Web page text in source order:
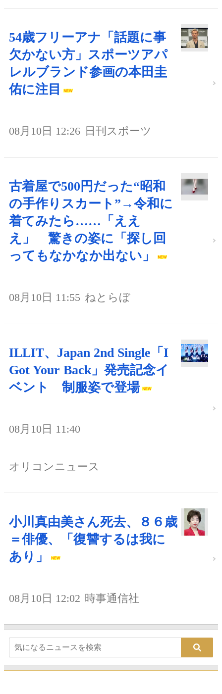
54歳フリーアナ「話題に事
欠かない方」スポーツアパ
レルブランド参画の本田圭
佑に注目
08月10日 12:26 日刊スポーツ
古着屋で500円だった“昭和
の手作りスカート”→令和に
着てみたら……「ええ
え」 驚きの姿に「探し回
ってもなかなか出ない」
08月10日 11:55 ねとらぼ
ILLIT、Japan 2nd Single「I
Got Your Back」発売記念イ
ベント 制服姿で登場
08月10日 11:40
オリコンニュース
小川真由美さん死去、８６歳
＝俳優、「復讐するは我に
あり」
08月10日 12:02 時事通信社